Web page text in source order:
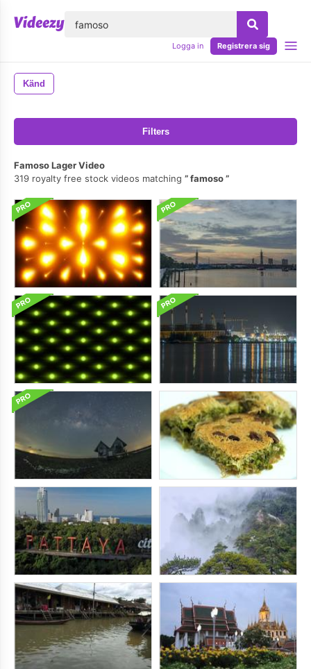
Logga in Registrera sig
Känd
Filters
Famoso Lager Video
319 royalty free stock videos matching
famoso